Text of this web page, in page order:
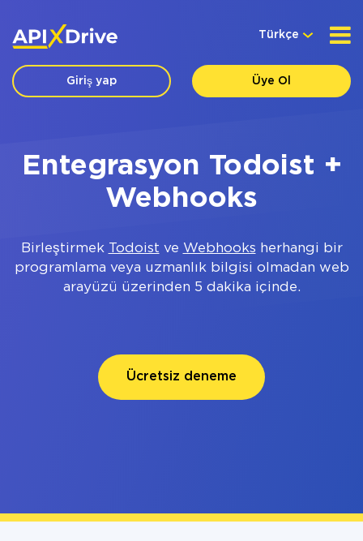
Türkçe
Giriş yap Üye Ol
Entegrasyon Todoist +
Webhooks
Birleştirmek Todoist ve Webhooks herhangi bir
programlama veya uzmanlık bilgisi olmadan web
arayüzü üzerinden 5 dakika içinde.
Ücretsiz deneme